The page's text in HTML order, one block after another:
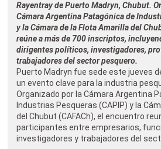
Rayentray de Puerto Madryn, Chubut.
Cámara Argentina Patagónica de
y la Cámara de la Flota Amarilla del
reúne a más de 700 inscriptos,
dirigentes políticos, investigadores,
trabajadores del sector pesquero.
Puerto Madryn fue sede este jueves
un evento clave para la industria
Organizado por la Cámara Argentina
Industrias Pesqueras (CAPIP) y la
del Chubut (CAFACh), el encuentro
participantes entre empresarios,
investigadores y trabajadores del